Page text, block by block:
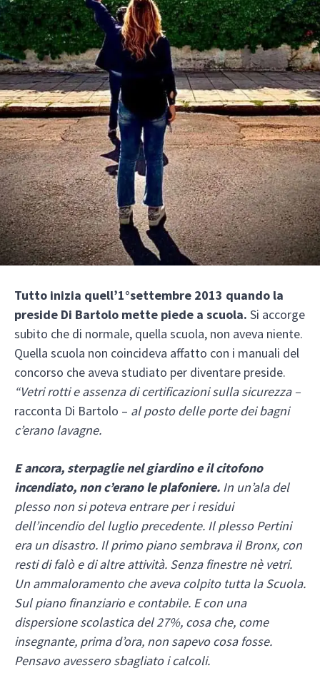
Tutto inizia quell’1°settembre 2013 quando la
preside Di Bartolo mette piede a scuola. Si accorge
subito che di normale, quella scuola, non aveva niente.
Quella scuola non coincideva affatto con i manuali del
concorso che aveva studiato per diventare preside.
“Vetri rotti e assenza di certificazioni sulla sicurezza –
racconta Di Bartolo – al posto delle porte dei bagni
c’erano lavagne.
E ancora, sterpaglie nel giardino e il citofono
incendiato, non c’erano le plafoniere. In un’ala del
plesso non si poteva entrare per i residui
dell’incendio del luglio precedente. Il plesso Pertini
era un disastro. Il primo piano sembrava il Bronx, con
resti di falò e di altre attività. Senza finestre nè vetri.
Un ammaloramento che aveva colpito tutta la Scuola.
Sul piano finanziario e contabile. E con una
dispersione scolastica del 27%, cosa che, come
insegnante, prima d’ora, non sapevo cosa fosse.
Pensavo avessero sbagliato i calcoli.